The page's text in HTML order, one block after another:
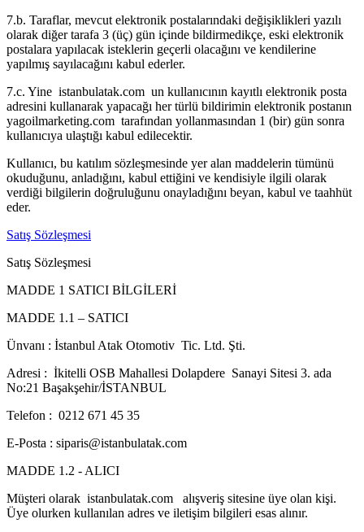
7.b. Taraflar, mevcut elektronik postalarındaki değişiklikleri yazılı
olarak diğer tarafa 3 (üç) gün içinde bildirmedikçe, eski elektronik
postalara yapılacak isteklerin geçerli olacağını ve kendilerine
yapılmış sayılacağını kabul ederler.
7.c. Yine istanbulatak.com un kullanıcının kayıtlı elektronik posta
adresini kullanarak yapacağı her türlü bildirimin elektronik postanın
yagoilmarketing.com tarafından yollanmasından 1 (bir) gün sonra
kullanıcıya ulaştığı kabul edilecektir.
Kullanıcı, bu katılım sözleşmesinde yer alan maddelerin tümünü
okuduğunu, anladığını, kabul ettiğini ve kendisiyle ilgili olarak
verdiği bilgilerin doğruluğunu onayladığını beyan, kabul ve taahhüt
eder.
Satış Sözleşmesi
Satış Sözleşmesi
MADDE 1 SATICI BİLGİLERİ
MADDE 1.1 – SATICI
Ünvanı : İstanbul Atak Otomotiv Tic. Ltd. Şti.
Adresi : İkitelli OSB Mahallesi Dolapdere Sanayi Sitesi 3. ada
No:21 Başakşehir/İSTANBUL
Telefon : 0212 671 45 35
E-Posta : siparis@istanbulatak.com
MADDE 1.2 - ALICI
Müşteri olarak istanbulatak.com alışveriş sitesine üye olan kişi.
Üye olurken kullanılan adres ve iletişim bilgileri esas alınır.